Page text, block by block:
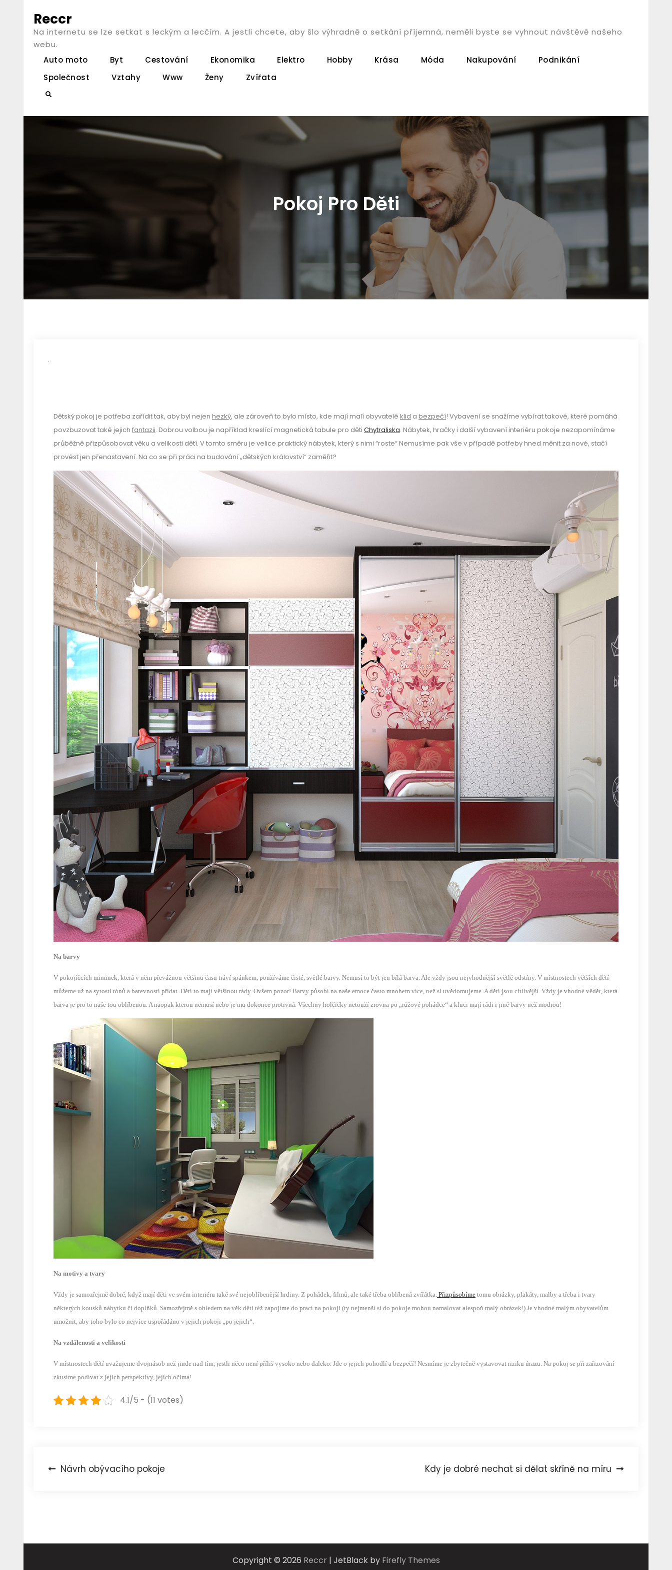
content
Reccr
Na internetu se lze setkat s leckým a lecčím. A jestli chcete, aby šlo výhradně o setkání příjemná, neměli byste se vyhnout návštěvě našeho
webu.
Auto moto
Byt Cestování Ekonomika Elektro Hobby Krása Móda Nakupování
Podnikání
Společnost
Vztahy Www Ženy Zvířata
Search
Pokoj Pro Děti
Dětský pokoj je potřeba zařídit tak, aby byl nejen hezký, ale zároveň to bylo místo, kde mají malí obyvatelé klid a bezpečí! Vybavení se snažíme vybírat takové, které pomáhá
povzbuzovat také jejich fantazii. Dobrou volbou je například kreslící magnetická tabule pro děti Chytraliska. Nábytek, hračky i další vybavení interiéru pokoje nezapomínáme
průběžně přizpůsobovat věku a velikosti dětí. V tomto směru je velice praktický nábytek, který s nimi “roste“ Nemusíme pak vše v případě potřeby hned měnit za nové, stačí
provést jen přenastavení. Na co se při práci na budování „dětských království“ zaměřit?
Na barvy
V pokojíčcích miminek, která v něm převážnou většinu času tráví spánkem, používáme čisté, světlé barvy. Nemusí to být jen bílá barva. Ale vždy jsou nejvhodnější světlé odstíny. V místnostech větších dětí
můžeme už na sytosti tónů a barevnosti přidat. Děti to mají většinou rády. Ovšem pozor! Barvy působí na naše emoce často mnohem více, než si uvědomujeme. A děti jsou citlivější. Vždy je vhodné vědět, která
barva je pro to naše tou oblíbenou. A naopak kterou nemusí nebo je mu dokonce protivná. Všechny holčičky netouží zrovna po „růžové pohádce“ a kluci mají rádi i jiné barvy než modrou!
Na motivy a tvary
Vždy je samozřejmě dobré, když mají děti ve svém interiéru také své nejoblíbenější hrdiny. Z pohádek, filmů, ale také třeba oblíbená zvířátka. Přizpůsobíme tomu obrázky, plakáty, malby a třeba i tvary
některých kousků nábytku či doplňků. Samozřejmě s ohledem na věk děti též zapojíme do prací na pokoji (ty nejmenší si do pokoje mohou namalovat alespoň malý obrázek!) Je vhodné malým obyvatelům
umožnit, aby toho bylo co nejvíce uspořádáno v jejich pokoji „po jejich“.
Na vzdálenosti a velikosti
V místnostech dětí uvažujeme dvojnásob než jinde nad tím, jestli něco není příliš vysoko nebo daleko. Jde o jejich pohodlí a bezpečí! Nesmíme je zbytečně vystavovat riziku úrazu. Na pokoj se při zařizování
zkusíme podívat z jejich perspektivy, jejich očima!
4.1/5 - (11 votes)
Navigace
Návrh obývacího pokoje Kdy je dobré nechat si dělat skříně na míru
Copyright © 2026 Reccr| JetBlack by Firefly Themes